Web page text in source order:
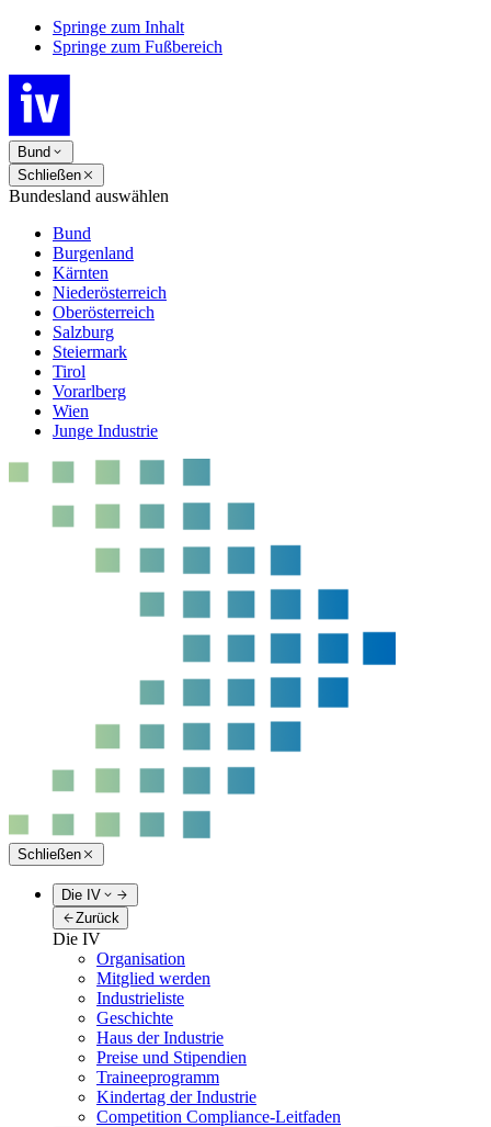
Springe zum Inhalt
Springe zum Fußbereich
Bund
Schließen
Bundesland auswählen
Bund
Burgenland
Kärnten
Niederösterreich
Oberösterreich
Salzburg
Steiermark
Tirol
Vorarlberg
Wien
Junge Industrie
Schließen
Die IV
Zurück
Die IV
Organisation
Mitglied werden
Industrieliste
Geschichte
Haus der Industrie
Preise und Stipendien
Traineeprogramm
Kindertag der Industrie
Competition Compliance-Leitfaden